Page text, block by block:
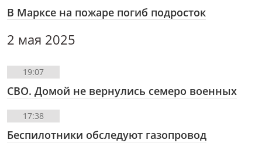
В Марксе на пожаре погиб подросток
2 мая 2025
19:07
СВО. Домой не вернулись семеро военных
17:38
Беспилотники обследуют газопровод